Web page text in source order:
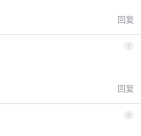
回复
7
回复